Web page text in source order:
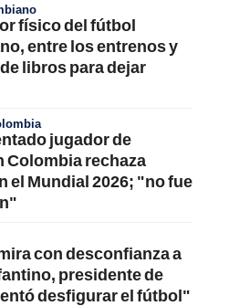
físico del fútbol
entre los entrenos y
libros para dejar
jugador de
Colombia rechaza
el Mundial 2026; "no fue
con desconfianza a
presidente de
desfigurar el fútbol"